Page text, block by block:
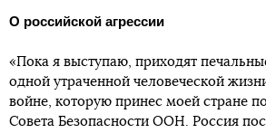
О российской агрессии
«Пока я выступаю, приходят
одной утраченной человеческой
войне, которую принес моей стране
Совета Безопасности ООН. Россия